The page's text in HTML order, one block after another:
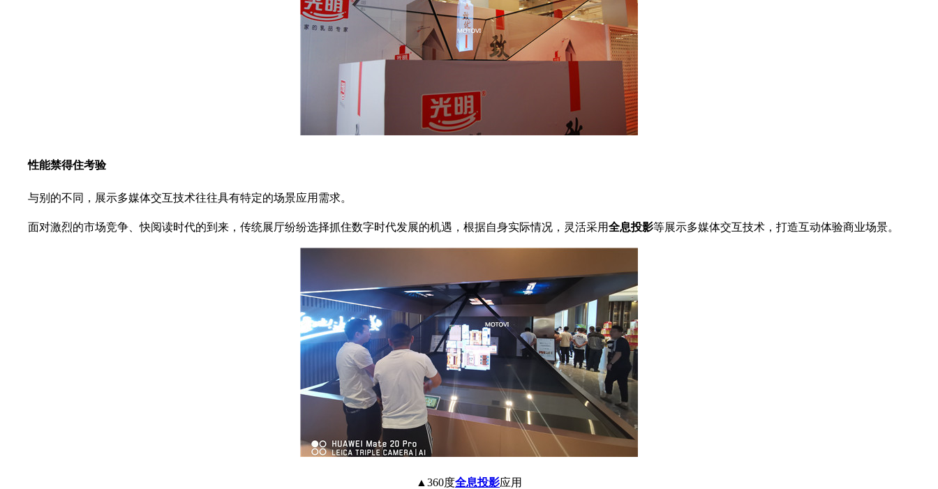
性能禁得住考验
与别的不同，展示多媒体交互技术往往具有特定的场景应用需求。
面对激烈的市场竞争、快阅读时代的到来，传统展厅纷纷选择抓住数字时代发展的机遇，根据自身实际情况，灵活采用全息投影等展示多媒体交互技术，打造互动体验商业场景。
▲360度全息投影应用